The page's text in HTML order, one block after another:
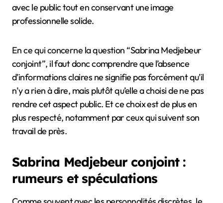
avec le public tout en conservant une image
professionnelle solide.
En ce qui concerne la question “Sabrina Medjebeur
conjoint”, il faut donc comprendre que l’absence
d’informations claires ne signifie pas forcément qu’il
n’y a rien à dire, mais plutôt qu’elle a choisi de ne pas
rendre cet aspect public. Et ce choix est de plus en
plus respecté, notamment par ceux qui suivent son
travail de près.
Sabrina Medjebeur conjoint :
rumeurs et spéculations